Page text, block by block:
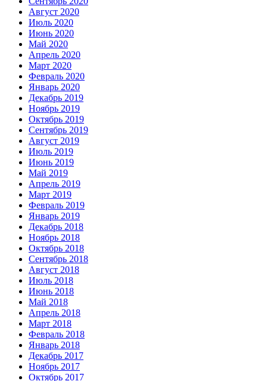
Август 2020
Июль 2020
Июнь 2020
Май 2020
Апрель 2020
Март 2020
Февраль 2020
Январь 2020
Декабрь 2019
Ноябрь 2019
Октябрь 2019
Сентябрь 2019
Август 2019
Июль 2019
Июнь 2019
Май 2019
Апрель 2019
Март 2019
Февраль 2019
Январь 2019
Декабрь 2018
Ноябрь 2018
Октябрь 2018
Сентябрь 2018
Август 2018
Июль 2018
Июнь 2018
Май 2018
Апрель 2018
Март 2018
Февраль 2018
Январь 2018
Декабрь 2017
Ноябрь 2017
Октябрь 2017